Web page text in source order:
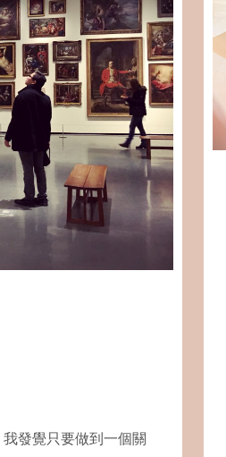
發覺只要做到一個關